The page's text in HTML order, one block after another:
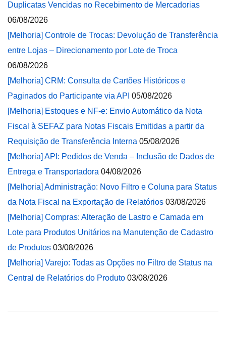
Duplicatas Vencidas no Recebimento de Mercadorias
06/08/2026
[Melhoria] Controle de Trocas: Devolução de Transferência
entre Lojas – Direcionamento por Lote de Troca
06/08/2026
[Melhoria] CRM: Consulta de Cartões Históricos e
Paginados do Participante via API 05/08/2026
[Melhoria] Estoques e NF-e: Envio Automático da Nota
Fiscal à SEFAZ para Notas Fiscais Emitidas a partir da
Requisição de Transferência Interna 05/08/2026
[Melhoria] API: Pedidos de Venda – Inclusão de Dados de
Entrega e Transportadora 04/08/2026
[Melhoria] Administração: Novo Filtro e Coluna para Status
da Nota Fiscal na Exportação de Relatórios 03/08/2026
[Melhoria] Compras: Alteração de Lastro e Camada em
Lote para Produtos Unitários na Manutenção de Cadastro
de Produtos 03/08/2026
[Melhoria] Varejo: Todas as Opções no Filtro de Status na
Central de Relatórios do Produto 03/08/2026